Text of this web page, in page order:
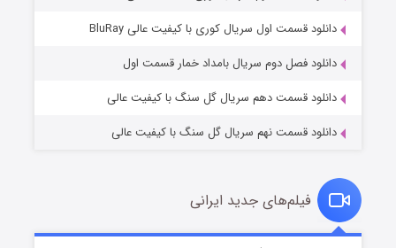
قسمت۲ (زیرنویس) منتشر شد
دانلود قسمت اول سریال کوری با کیفیت عالی BluRay
دانلود فصل دوم سریال بامداد خمار قسمت اول
دانلود قسمت دهم سریال گل سنگ با کیفیت عالی
دانلود قسمت نهم سریال گل سنگ با کیفیت عالی
فیلم‌های جدید ایرانی